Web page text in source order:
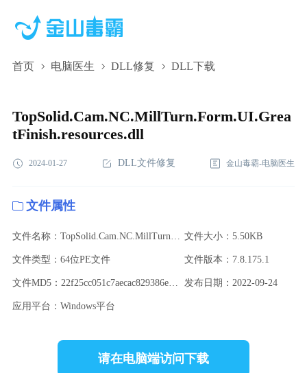
首页 电脑医生 DLL修复 DLL下载
TopSolid.Cam.NC.MillTurn.Form.UI.Grea
tFinish.resources.dll
2024-01-27 DLL文件修复 金山毒霸-电脑医生
文件属性
文件名称：TopSolid.Cam.NC.MillTurn.Form.UI.GreatFinish.resources.dll 文件大小：5.50KB
文件类型：64位PE文件 文件版本：7.8.175.1
文件MD5：22f25cc051c7aecac829386e4af1175f 发布日期：2022-09-24
应用平台：Windows平台
请在电脑端访问下载